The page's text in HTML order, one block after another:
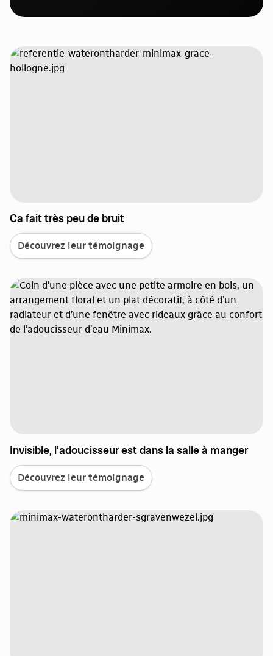
Ca fait très peu de bruit
Découvrez leur témoignage
Invisible, l’adoucisseur est dans la salle à manger
Découvrez leur témoignage